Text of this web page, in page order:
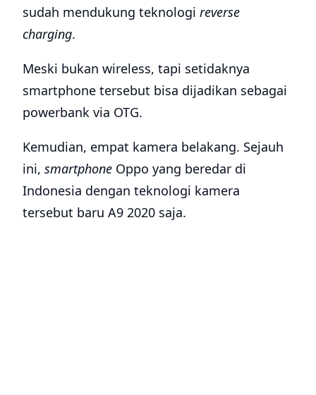
sudah mendukung teknologi reverse
charging.
Meski bukan wireless, tapi setidaknya
smartphone tersebut bisa dijadikan sebagai
powerbank via OTG.
Kemudian, empat kamera belakang. Sejauh
ini, smartphone Oppo yang beredar di
Indonesia dengan teknologi kamera
tersebut baru A9 2020 saja.